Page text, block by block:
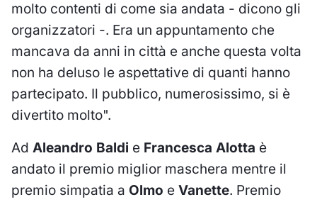
molto contenti di come sia andata - dicono gli
organizzatori -. Era un appuntamento che
mancava da anni in città e anche questa volta
non ha deluso le aspettative di quanti hanno
partecipato. Il pubblico, numerosissimo, si è
divertito molto".
Ad Aleandro Baldi e Francesca Alotta è
andato il premio miglior maschera mentre il
premio simpatia a Olmo e Vanette. Premio